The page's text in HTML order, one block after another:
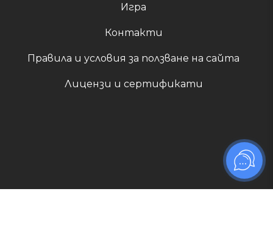
Игра
Контакти
Правила и условия за ползване на сайта
Лицензи и сертификати